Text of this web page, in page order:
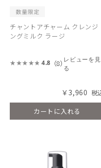
チャントアチャーム クレンジ
ングミルク ラージ
4.8 （8） レビューを見
る
￥3,960
カートに入れる